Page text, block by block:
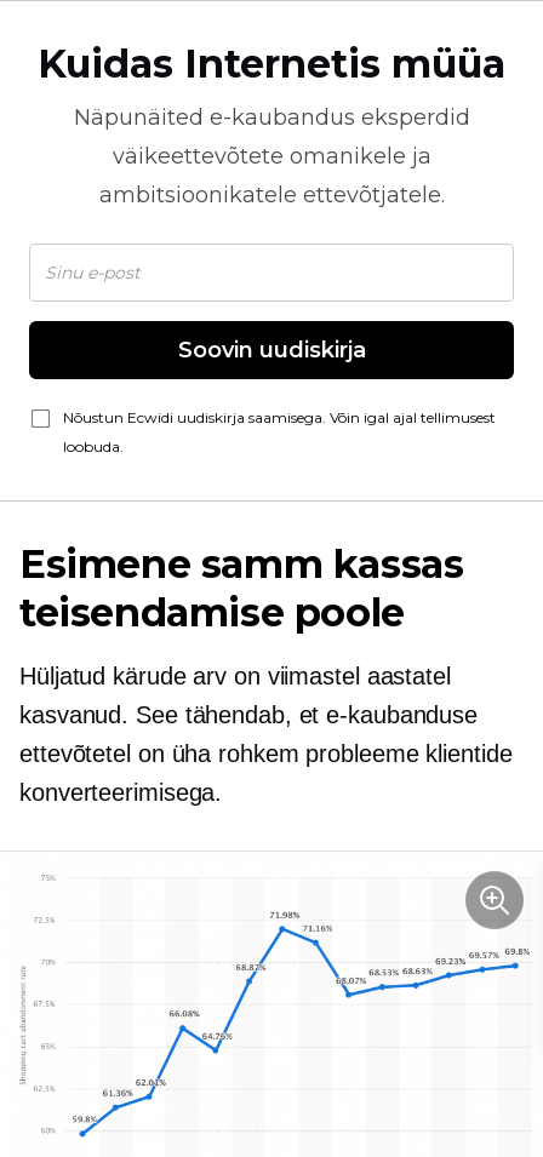
Kuidas Internetis müüa
Näpunäited e-kaubandus eksperdid
väikeettevõtete omanikele ja
ambitsioonikatele ettevõtjatele.
Soovin uudiskirja
Nõustun Ecwidi uudiskirja saamisega. Võin igal ajal tellimusest
loobuda.
Esimene samm kassas
teisendamise poole
Hüljatud kärude arv on viimastel aastatel
kasvanud. See tähendab, et e-kaubanduse
ettevõtetel on üha rohkem probleeme klientide
konverteerimisega.